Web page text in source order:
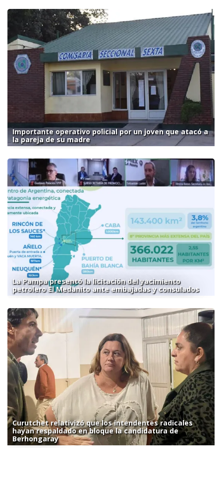
Importante operativo policial por un joven que atacó a
la pareja de su madre
La Pampa presentó la licitación del yacimiento
petrolero El Medanito ante embajadas y consulados
Curutchet relativizó que los intendentes radicales
hayan respaldado en bloque la candidatura de
Berhongaray